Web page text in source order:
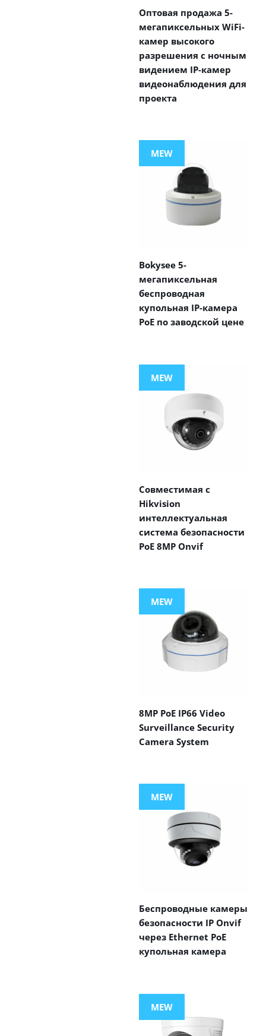
Оптовая продажа 5-
мегапиксельных WiFi-
камер высокого
разрешения с ночным
видением IP-камер
видеонаблюдения для
проекта
MEW
Bokysee 5-
мегапиксельная
беспроводная
купольная IP-камера
PoE по заводской цене
MEW
Совместимая с
Hikvision
интеллектуальная
система безопасности
PoE 8MP Onvif
MEW
8MP PoE IP66 Video
Surveillance Security
Camera System
MEW
Беспроводные камеры
безопасности IP Onvif
через Ethernet PoE
купольная камера
MEW